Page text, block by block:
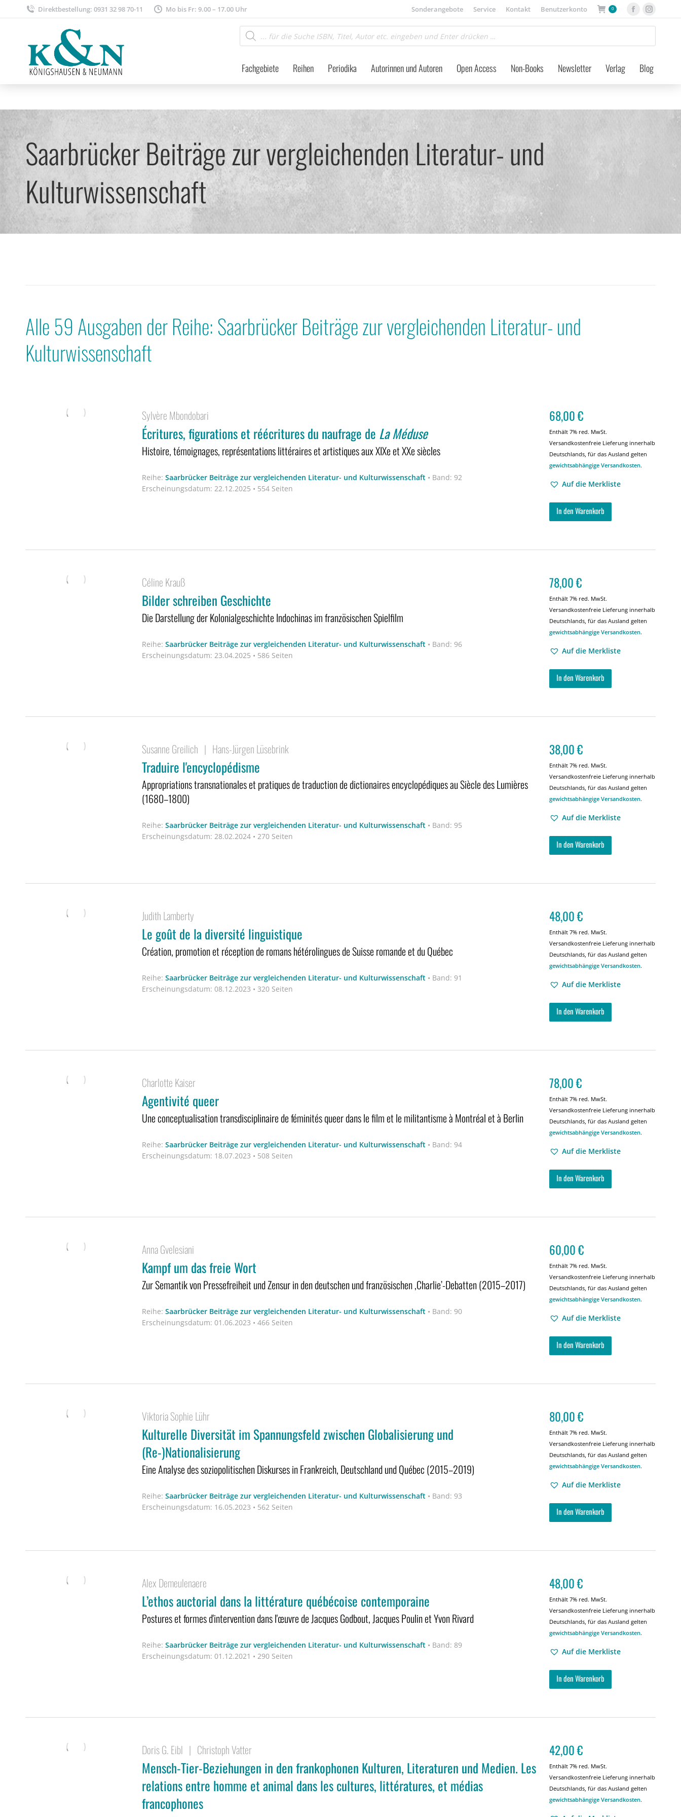
Direktbestellung: 0931 32 98 70-11 Mo bis Fr: 9.00 – 17.00 Uhr Sonderangebote Service Kontakt Benutzerkonto 0
Facebook
page
new
page
new
Products
search
Fachgebiete Reihen Periodika Autorinnen und Autoren Open Access Non-Books Newsletter Verlag Blog
Saarbrücker Beiträge zur vergleichenden Literatur- und
Kulturwissenschaft
Alle 59 Ausgaben der Reihe: Saarbrücker Beiträge zur vergleichenden Literatur- und
Kulturwissenschaft
Sylvère Mbondobari
Écritures, figurations et réécritures du naufrage de La Méduse
Histoire, témoignages, représentations littéraires et artistiques aux XIXe et XXe siècles
Reihe: Saarbrücker Beiträge zur vergleichenden Literatur- und Kulturwissenschaft • Band: 92
Erscheinungsdatum: 22.12.2025 • 554 Seiten
68,00€
Enthält 7% red. MwSt.
Versandkostenfreie Lieferung innerhalb
Deutschlands, für das Ausland gelten
gewichtsabhängige Versandkosten.
Auf die Merkliste
In den Warenkorb
Céline Krauß
Bilder schreiben Geschichte
Die Darstellung der Kolonialgeschichte Indochinas im französischen Spielfilm
Reihe: Saarbrücker Beiträge zur vergleichenden Literatur- und Kulturwissenschaft • Band: 96
Erscheinungsdatum: 23.04.2025 • 586 Seiten
78,00€
Enthält 7% red. MwSt.
Versandkostenfreie Lieferung innerhalb
Deutschlands, für das Ausland gelten
gewichtsabhängige Versandkosten.
Auf die Merkliste
In den Warenkorb
Susanne Greilich | Hans-Jürgen Lüsebrink
Traduire l'encyclopédisme
Appropriations transnationales et pratiques de traduction de dictionaires encyclopédiques au Siècle des Lumières
(1680–1800)
Reihe: Saarbrücker Beiträge zur vergleichenden Literatur- und Kulturwissenschaft • Band: 95
Erscheinungsdatum: 28.02.2024 • 270 Seiten
38,00€
Enthält 7% red. MwSt.
Versandkostenfreie Lieferung innerhalb
Deutschlands, für das Ausland gelten
gewichtsabhängige Versandkosten.
Auf die Merkliste
In den Warenkorb
Judith Lamberty
Le goût de la diversité linguistique
Création, promotion et réception de romans hétérolingues de Suisse romande et du Québec
Reihe: Saarbrücker Beiträge zur vergleichenden Literatur- und Kulturwissenschaft • Band: 91
Erscheinungsdatum: 08.12.2023 • 320 Seiten
48,00€
Enthält 7% red. MwSt.
Versandkostenfreie Lieferung innerhalb
Deutschlands, für das Ausland gelten
gewichtsabhängige Versandkosten.
Auf die Merkliste
In den Warenkorb
Charlotte Kaiser
Agentivité queer
Une conceptualisation transdisciplinaire de féminités queer dans le film et le militantisme à Montréal et à Berlin
Reihe: Saarbrücker Beiträge zur vergleichenden Literatur- und Kulturwissenschaft • Band: 94
Erscheinungsdatum: 18.07.2023 • 508 Seiten
78,00€
Enthält 7% red. MwSt.
Versandkostenfreie Lieferung innerhalb
Deutschlands, für das Ausland gelten
gewichtsabhängige Versandkosten.
Auf die Merkliste
In den Warenkorb
Anna Gvelesiani
Kampf um das freie Wort
Zur Semantik von Pressefreiheit und Zensur in den deutschen und französischen ,Charlie’-Debatten (2015–2017)
Reihe: Saarbrücker Beiträge zur vergleichenden Literatur- und Kulturwissenschaft • Band: 90
Erscheinungsdatum: 01.06.2023 • 466 Seiten
60,00€
Enthält 7% red. MwSt.
Versandkostenfreie Lieferung innerhalb
Deutschlands, für das Ausland gelten
gewichtsabhängige Versandkosten.
Auf die Merkliste
In den Warenkorb
Viktoria Sophie Lühr
Kulturelle Diversität im Spannungsfeld zwischen Globalisierung und
(Re-)Nationalisierung
Eine Analyse des soziopolitischen Diskurses in Frankreich, Deutschland und Québec (2015–2019)
Reihe: Saarbrücker Beiträge zur vergleichenden Literatur- und Kulturwissenschaft • Band: 93
Erscheinungsdatum: 16.05.2023 • 562 Seiten
80,00€
Enthält 7% red. MwSt.
Versandkostenfreie Lieferung innerhalb
Deutschlands, für das Ausland gelten
gewichtsabhängige Versandkosten.
Auf die Merkliste
In den Warenkorb
Alex Demeulenaere
L’ethos auctorial dans la littérature québécoise contemporaine
Postures et formes d'intervention dans l'œuvre de Jacques Godbout, Jacques Poulin et Yvon Rivard
Reihe: Saarbrücker Beiträge zur vergleichenden Literatur- und Kulturwissenschaft • Band: 89
Erscheinungsdatum: 01.12.2021 • 290 Seiten
48,00€
Enthält 7% red. MwSt.
Versandkostenfreie Lieferung innerhalb
Deutschlands, für das Ausland gelten
gewichtsabhängige Versandkosten.
Auf die Merkliste
In den Warenkorb
Doris G. Eibl | Christoph Vatter
Mensch-Tier-Beziehungen in den frankophonen Kulturen, Literaturen und Medien. Les
relations entre homme et animal dans les cultures, littératures, et médias
francophones
42,00€
Enthält 7% red. MwSt.
Versandkostenfreie Lieferung innerhalb
Deutschlands, für das Ausland gelten
gewichtsabhängige Versandkosten.